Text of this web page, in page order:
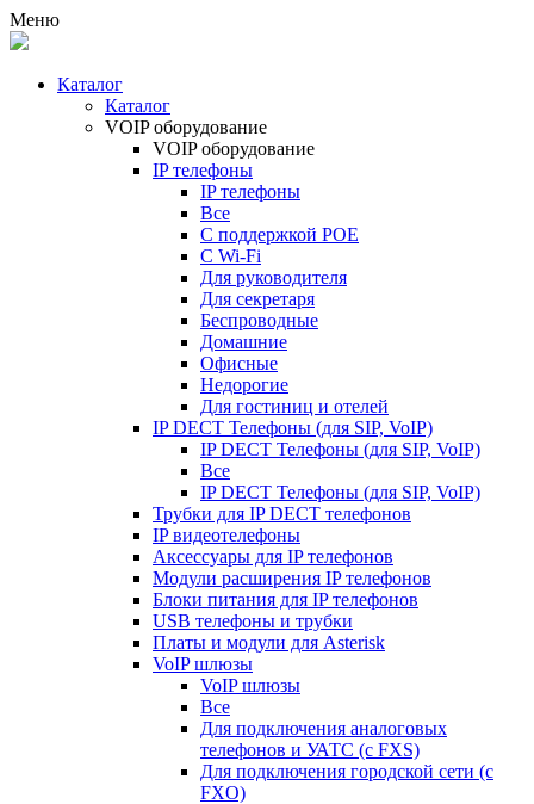
Меню
Каталог
Каталог
VOIP оборудование
VOIP оборудование
IP телефоны
IP телефоны
Все
С поддержкой POE
C Wi-Fi
Для руководителя
Для секретаря
Беспроводные
Домашние
Офисные
Недорогие
Для гостиниц и отелей
IP DECT Телефоны (для SIP, VoIP)
IP DECT Телефоны (для SIP, VoIP)
Все
IP DECT Телефоны (для SIP, VoIP)
Трубки для IP DECT телефонов
IP видеотелефоны
Аксессуары для IP телефонов
Модули расширения IP телефонов
Блоки питания для IP телефонов
USB телефоны и трубки
Платы и модули для Asterisk
VoIP шлюзы
VoIP шлюзы
Все
Для подключения аналоговых
телефонов и УАТС (с FXS)
Для подключения городской сети (с
FXO)